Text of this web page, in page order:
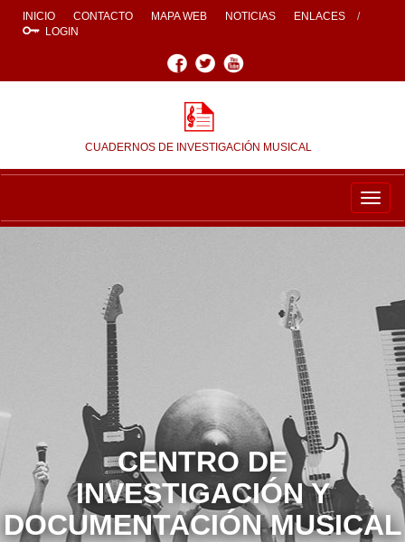
INICIO CONTACTO MAPA WEB NOTICIAS
ENLACES
LOGIN
Facebook
TwitterYoutube
CUADERNOS DE INVESTIGACIÓN MUSICAL
CENTRO DE
INVESTIGACIÓN Y
DOCUMENTACIÓN MUSICAL